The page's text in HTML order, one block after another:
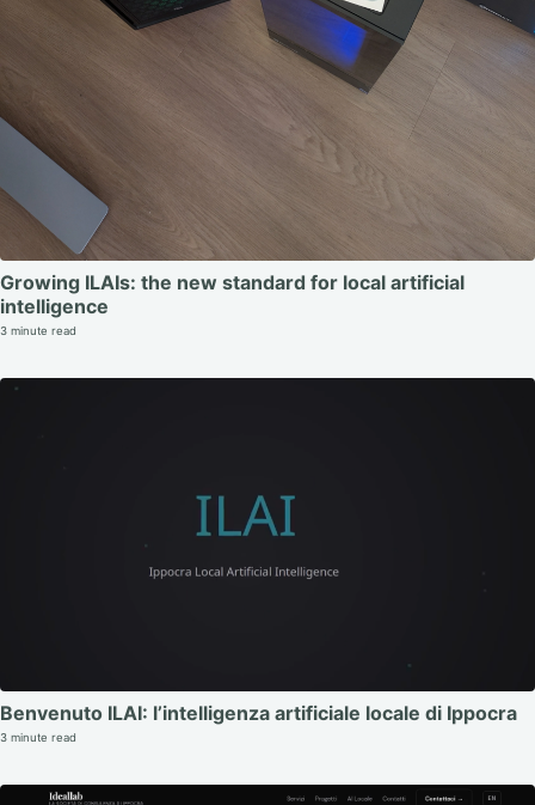
Growing ILAIs: the new standard for local artificial
intelligence
3 minute read
Benvenuto ILAI: l’intelligenza artificiale locale di Ippocra
3 minute read